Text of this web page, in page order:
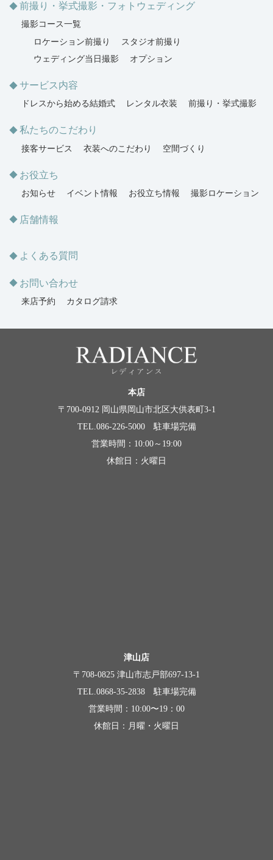
前撮り・挙式撮影・フォトウェディング
撮影コース一覧
ロケーション前撮り
スタジオ前撮り
ウェディング当日撮影
オプション
サービス内容
ドレスから始める結婚式 レンタル衣装 前撮り・挙式撮影
私たちのこだわり
接客サービス 衣装へのこだわり 空間づくり
お役立ち
お知らせ イベント情報 お役立ち情報 撮影ロケーション
店舗情報
よくある質問
お問い合わせ
来店予約 カタログ請求
本店
〒700-0912 岡山県岡山市北区大供表町3-1
TEL.086-226-5000 駐車場完備
営業時間：10:00～19:00
休館日：火曜日
津山店
〒708-0825 津山市志戸部697-13-1
TEL.0868-35-2838 駐車場完備
営業時間：10:00〜19：00
休館日：月曜・火曜日